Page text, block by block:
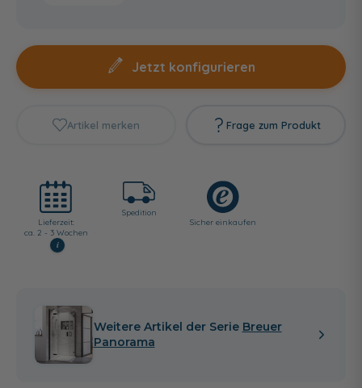
Jetzt konfigurieren
Artikel merken Frage zum Produkt
Lieferzeit:
ca. 2 - 3 Wochen
i
Spedition
Sicher einkaufen
Weitere Artikel der Serie Breuer
Panorama